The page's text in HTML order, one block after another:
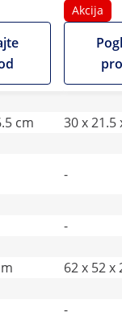
Weldon
Akcija
cm
30 x 21.5
-
-
62 x 52 x
-